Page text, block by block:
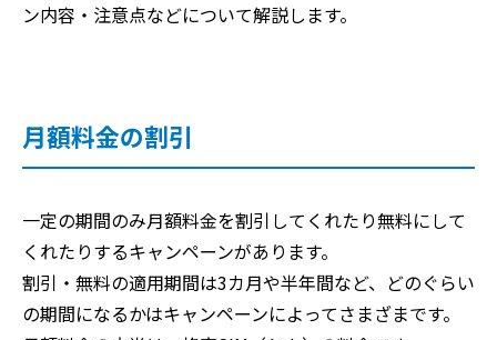
ン内容・注意点などについて解説します。
月額料金の割引
一定の期間のみ月額料金を割引してくれたり無料にして
くれたりするキャンペーンがあります。
割引・無料の適用期間は3カ月や半年間など、どのぐらい
の期間になるかはキャンペーンによってさまざまです。